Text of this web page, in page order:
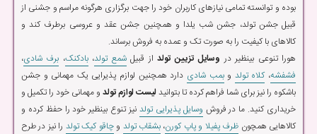
بوده و توانسته تمامی نیازهای کاربران خود را جهت برگزاری هرگونه مراسم و جشنی از
قبیل جشن تولد، جشن شب یلدا و همچنین جشن عقد و عروسی برطرف کند و
کالاهای با کیفیت را به صورت تک و عمده به فروش برساند.
هورا تنوعی بینظیر در وسایل تزیین تولداز قبیلشمع تولد،بادکنک، برف شادی،
فشفشه،کلاه تولد وبمب شادی دارد همچنین لوازم پذیرایی یک مهمانی و جشن
باشکوه را نیز برای شما فراهم کرده تا بتوانیدلیست لوازم تولد و مهمانی خود را تکمیل و
خریداری کنید. ما در فروش وسایل پذیرایی تولد نیز تنوع بینظیر خود را حفظ کرده و
کالاهایی همچون ظرف پفیلا و پاپ کورن،بشقاب تولد وچاقو کیک تولد را نیز در طرح